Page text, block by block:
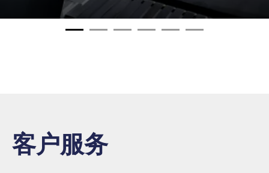
客户服务